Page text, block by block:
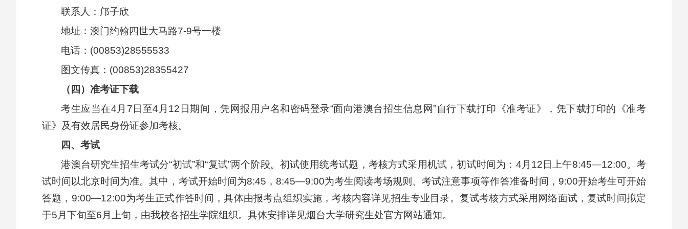
联系人：邝子欣
地址：澳门约翰四世大马路7-9号一楼
电话：(00853)28555533
图文传真：(00853)28355427
（四）准考证下载
考生应当在4月7日至4月12日期间，凭网报用户名和密码登录“面向港澳台招生信息网”自行下载打印《准考证》，凭下载打印的《准考
证》及有效居民身份证参加考核。
四、考试
港澳台研究生招生考试分“初试”和“复试”两个阶段。初试使用统考试题，考核方式采用机试，初试时间为：4月12日上午8:45—12:00。考
试时间以北京时间为准。其中，考试开始时间为8:45，8:45—9:00为考生阅读考场规则、考试注意事项等作答准备时间，9:00开始考生可开始
答题，9:00—12:00为考生正式作答时间，具体由报考点组织实施，考核内容详见招生专业目录。复试考核方式采用网络面试，复试时间拟定
于5月下旬至6月上旬，由我校各招生学院组织。具体安排详见烟台大学研究生处官方网站通知。